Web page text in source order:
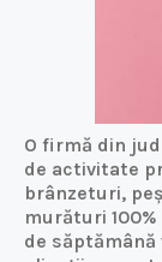
O firmă din
de activitate
brânzeturi,
murături
de